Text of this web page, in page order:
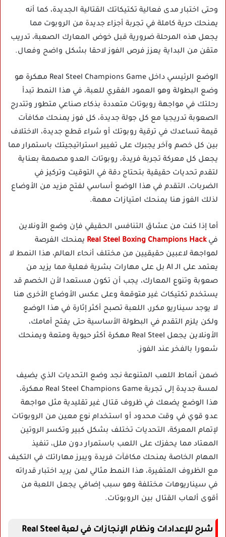
وحتى اختبار مدى فعالية تكتيكاتك القتالية الجديدة، كما أنه
يمنحك حرية كاملة في تجربة أجزاء جديدة من الروبوت مما
يجعل هذه المرحلة ضرورية قبل خوض المعارك الصعبة، تدريب
متقن من البداية يعزز فرص الفوز لاحقا بشكل واضح وفعال.
الوضع الرئيسي داخل Real Steel Champions Game مهكرة هو
وضع البطولة وهو العمود الفقري للعبة، في هذا النمط تبدأ
رحلتك في مواجهة روبوتات متعددة بذكاء صناعي متطور وتتدرج
الصعوبة تدريجيا مع كل جولة جديدة، كل فوز يمنحك مكافآت
قيمة تساعدك في ترقية روبوتك أو شراء قطع جديدة، الاختلاف
بين كل خصم وآخر يجبرك على تغيير استراتيجيتك باستمرار مما
يجعل كل معركة تجربة فريدة، روبوتات العدو مصممة بعناية
لتقدم تحديات حقيقية بتحتاج دقة في التوقيت وتركيز في
الضربات، التقدم في هذا الوضع أساسي لفتح مزيد من الأوضاع
لذلك الفوز هنا يمنحك امتيازات مهمة.
أما إذا كنت من عشاق التنافس الحقيقي فإن وضع الأونلاين
فيReal Steel Boxing Champions Hack يمنحك الفرصة
لمواجهة لاعبين حقيقيين من مختلف أنحاء العالم، هذا النمط لا
يعتمد على الـ AI بل على مهارات بشرية فعلية مما يزيد من
صعوبة وتنوع المعارك، يجب أن تكون مستعدا لأن الخصم قد
يستخدم تكتيكات غير متوقعة وعلى عكس الأوضاع الأخرى هنا
لا يوجد سيناريو مكرر، اللعبة تصبح أكثر إثارة في هذا الوضع
ولكن يلزم التقدم في البطولة الأساسية حتى يفتح أمامك،
الأونلاين يجعل Real Steel مهكرة أكثر حيوية ومتعة ويمنحك
شعورا بالفخر عند الفوز.
ضمن أنماط اللعب المتنوعة نجد وضع التحديات الذي يضيف
لمسة جديدة إلى تجربة Real Steel Champions Game مهكرة،
هذا الوضع يضعك في ظروف قتال غير تقليدية مثل مواجهة
عدو قوي في وقت محدود أو استخدام نوع معين من الروبوتات
لإتمام المعركة، التحديات تختلف بشكل كبير وتكسر الروتين
المعتاد مما يحفزك على اللعب باستمرار دون ملل، تنفيذ
المهام الخاصة يمنحك مكافآت فريدة ويبرز مهاراتك في التكيف
مع الظروف المتغيرة، هذا النمط مثالي لمن يريد اختبار قدراته
في سيناريوهات مختلفة وهو سبب إضافي يجعل اللعبة من
أقوى ألعاب القتال بين الروبوتات.
شرح للإعدادات ونظام الإنجازات في لعبة Real Steel